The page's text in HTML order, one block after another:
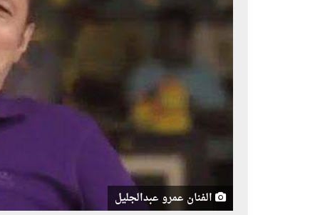
الفنان عمرو عبدالجليل